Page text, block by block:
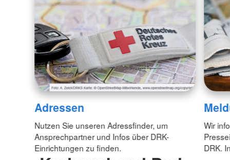
Adressen
Nutzen Sie unseren Adressfinder, um
Ansprechpartner und Infos über DRK-
Einrichtungen zu finden.
Wir
DRK.